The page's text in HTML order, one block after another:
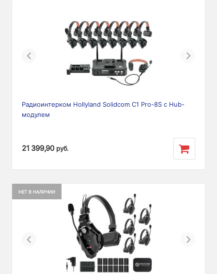
Previous Next
Радиоинтерком Hollyland Solidcom C1 Pro-8S с Hub-
модулем
21 399,90 руб.
НЕТ В НАЛИЧИИ
Previous Next